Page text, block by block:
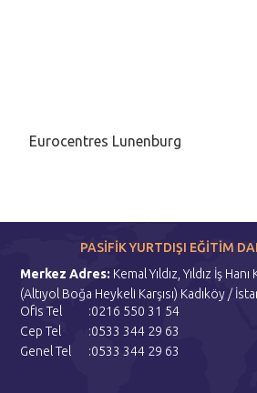
Eurocentres Lunenburg
PASİFİK YURTDIŞI EĞİTİM
Merkez Adres: Kemal Yıldız, Yıldız İş
(Altıyol Boğa Heykeli Karşısı) Kadıköy /
Ofis Tel
:0216 550 31 54
Cep Tel
:0533 344 29 63
Genel Tel
:0533 344 29 63